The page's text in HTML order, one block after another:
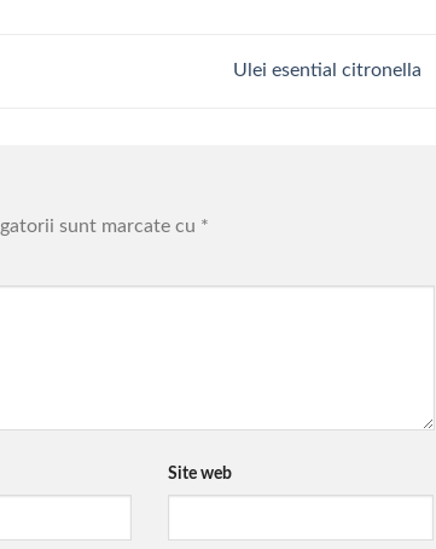
Ulei esential citronella
sunt marcate cu *
Site web